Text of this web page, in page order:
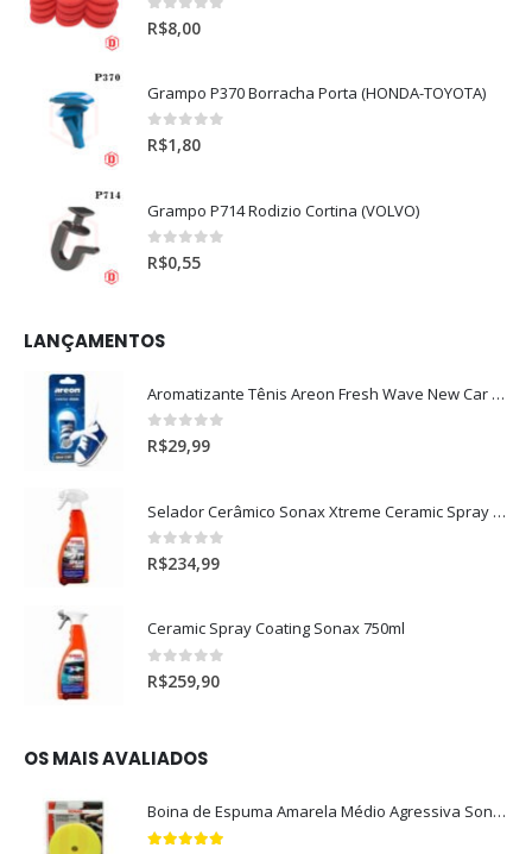
0 out of 5
R$8,00
Grampo P370 Borracha Porta (HONDA-TOYOTA)
0out of 5
R$1,80
Grampo P714 Rodizio Cortina (VOLVO)
0out of 5
R$0,55
LANÇAMENTOS
Aromatizante Tênis Areon Fresh Wave New Car / Carro Novo
0out of 5
R$29,99
Selador Cerâmico Sonax Xtreme Ceramic Spray + Seal (750ml)
0out of 5
R$234,99
Ceramic Spray Coating Sonax 750ml
0out of 5
R$259,90
OS MAIS AVALIADOS
Boina de Espuma Amarela Médio Agressiva Sonax (5")